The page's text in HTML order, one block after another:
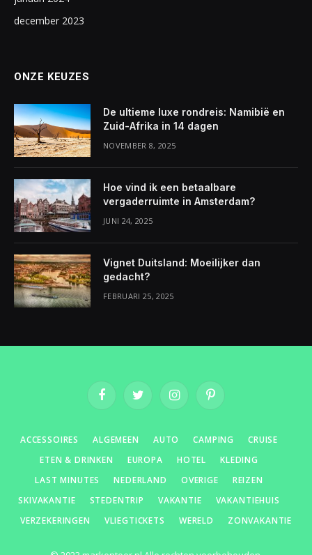
december 2023
ONZE KEUZES
De ultieme luxe rondreis: Namibië en
Zuid-Afrika in 14 dagen
NOVEMBER 8, 2025
Hoe vind ik een betaalbare
vergaderruimte in Amsterdam?
JUNI 24, 2025
Vignet Duitsland: Moeilijker dan
gedacht?
FEBRUARI 25, 2025
FacebookTwitter InstagramPinterest
ACCESSOIRES ALGEMEEN AUTO CAMPING
CRUISE
ETEN & DRINKEN
EUROPA HOTEL
KLEDING
LAST MINUTES
NEDERLAND OVERIGE
REIZEN
SKIVAKANTIE
STEDENTRIP VAKANTIE
VAKANTIEHUIS
VERZEKERINGEN
VLIEGTICKETS WERELD ZONVAKANTIE